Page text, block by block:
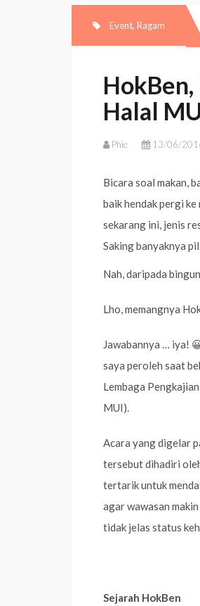
Event, Ragam
Halal
Phie 13/06/
Bicara soal makan,
baik hendak pergi
sekarang ini, jenis
Saking banyaknya
Nah, daripada
Lho, memangnya
Jawabannya … iya!
saya peroleh saat
Lembaga
MUI).
Acara yang digelar
tersebut dihadiri
tertarik untuk
agar wawasan
tidak jelas status
Sejarah HokBen